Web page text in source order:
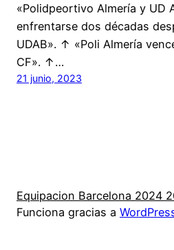
«Polidpeortivo Almería y UD
enfrentarse dos décadas
UDAB». ↑ «Poli Almería
CF». ↑…
21 junio, 2023
Equipacion Barcelona 2024
Funciona gracias a